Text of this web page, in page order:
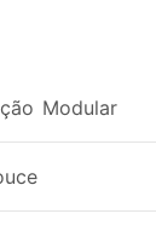
Modular